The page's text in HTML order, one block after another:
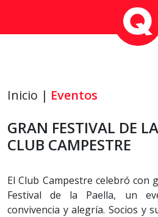
Inicio | Eventos
GRAN FESTIVAL DE
CLUB CAMPESTRE
El Club Campestre celebró con
Festival de la Paella, un
convivencia y alegría. Socios y